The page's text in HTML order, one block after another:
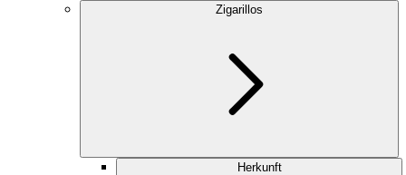
Zigarillos
Herkunft